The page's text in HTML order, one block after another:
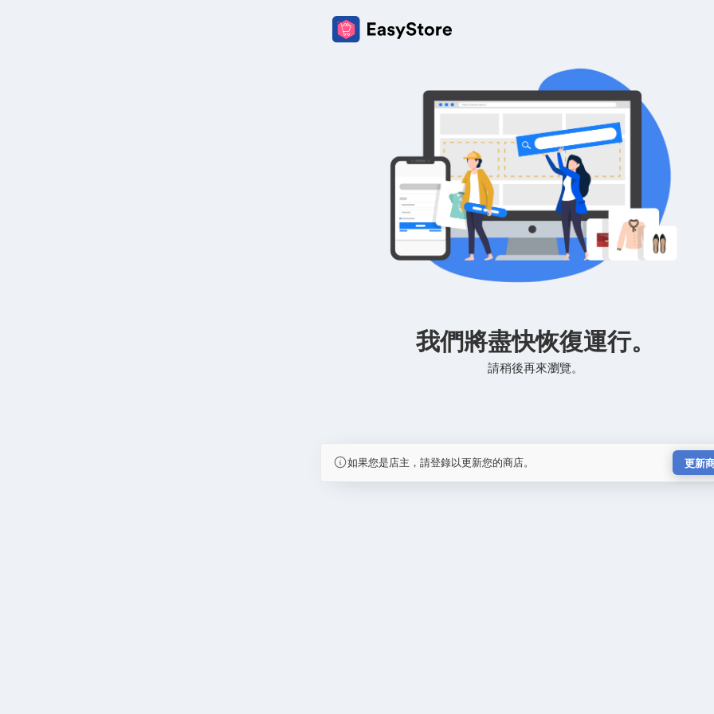
我們將盡快恢復運行。
請稍後再來瀏覽。
如果您是店主，請登錄以更新您的商店。 更新